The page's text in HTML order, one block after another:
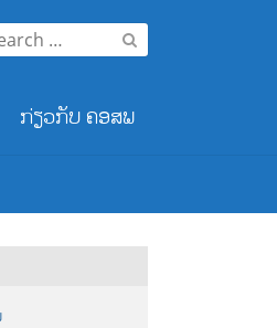
ກ່ຽວກັບ ຄອສພ